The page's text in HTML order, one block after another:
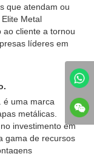
que atendam ou
Metal
ao cliente a tornou
líderes em
é uma marca
metálicas.
investimento em
gama de recursos